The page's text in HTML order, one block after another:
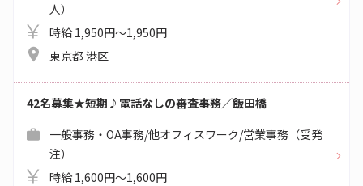
人）
時給 1,950円～1,950円
東京都 港区
42名募集★短期♪電話なしの審査事務／飯田橋
一般事務・OA事務/他オフィスワーク/営業事務（受発
注）
時給 1,600円～1,600円